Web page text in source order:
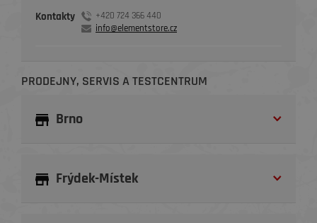
Kontakty
+420 724 366 440
info@elementstore.cz
PRODEJNY, SERVIS A TESTCENTRUM
Brno
Frýdek-Místek